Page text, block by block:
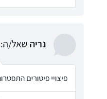
נריה שאל/ה:
פיצויי פיטורים